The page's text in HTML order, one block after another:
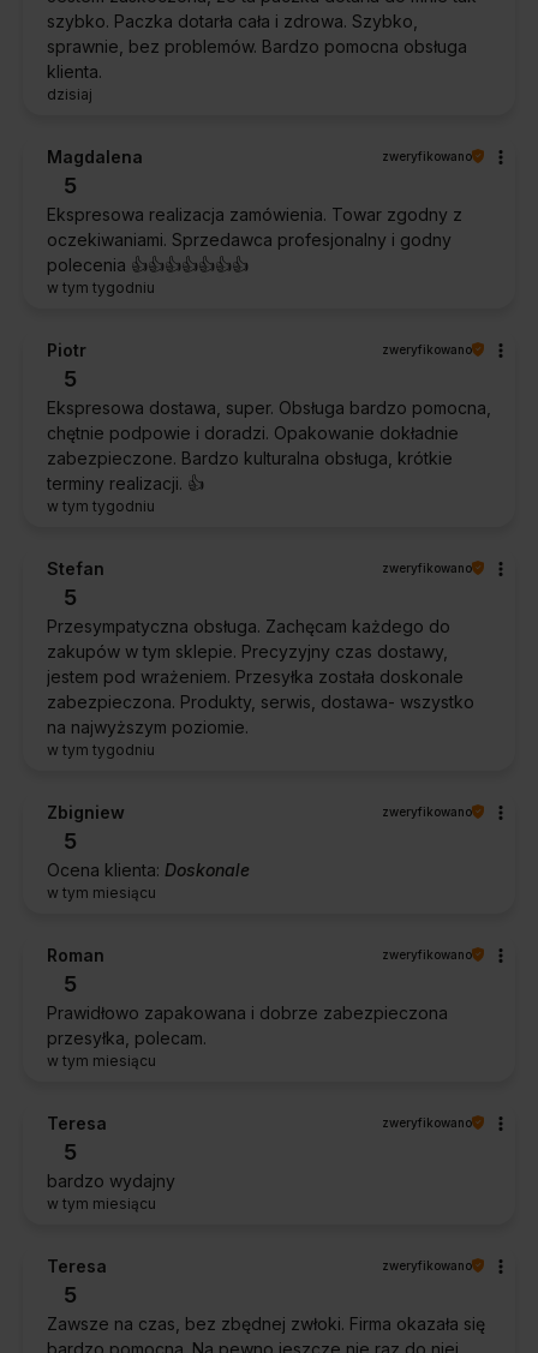
szybko. Paczka dotarła cała i zdrowa. Szybko,
sprawnie, bez problemów. Bardzo pomocna obsługa
klienta.
dzisiaj
Magdalena zweryfikowano
5
Ekspresowa realizacja zamówienia. Towar zgodny z
oczekiwaniami. Sprzedawca profesjonalny i godny
polecenia 👍️👍️👍️👍️👍️👍️👍️
w tym tygodniu
Piotr zweryfikowano
5
Ekspresowa dostawa, super. Obsługa bardzo pomocna,
chętnie podpowie i doradzi. Opakowanie dokładnie
zabezpieczone. Bardzo kulturalna obsługa, krótkie
terminy realizacji. 👍️
w tym tygodniu
Stefan zweryfikowano
5
Przesympatyczna obsługa. Zachęcam każdego do
zakupów w tym sklepie. Precyzyjny czas dostawy,
jestem pod wrażeniem. Przesyłka została doskonale
zabezpieczona. Produkty, serwis, dostawa- wszystko
na najwyższym poziomie.
w tym tygodniu
Zbigniew zweryfikowano
5
Ocena klienta: Doskonale
w tym miesiącu
Roman zweryfikowano
5
Prawidłowo zapakowana i dobrze zabezpieczona
przesyłka, polecam.
w tym miesiącu
Teresa zweryfikowano
5
bardzo wydajny
w tym miesiącu
Teresa zweryfikowano
5
Zawsze na czas, bez zbędnej zwłoki. Firma okazała się
bardzo pomocna. Na pewno jeszcze nie raz do niej